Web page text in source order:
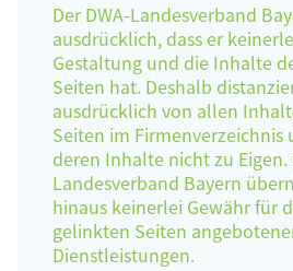
Der DWA-Landesverband
ausdrücklich, dass er
Gestaltung und die Inhalte
Seiten hat. Deshalb
ausdrücklich von allen
Seiten im Firmenverzeichnis
deren Inhalte nicht zu Eigen.
Landesverband Bayern
hinaus keinerlei Gewähr für
gelinkten Seiten
Dienstleistungen.